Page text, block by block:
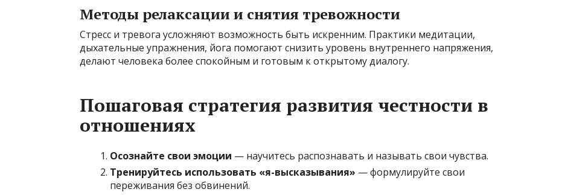
Методы релаксации и снятия тревожности
Стресс и тревога усложняют возможность быть искренним. Практики медитации,
дыхательные упражнения, йога помогают снизить уровень внутреннего напряжения,
делают человека более спокойным и готовым к открытому диалогу.
Пошаговая стратегия развития честности в
отношениях
Осознайте свои эмоции — научитесь распознавать и называть свои чувства.
Тренируйтесь использовать «я-высказывания» — формулируйте свои
переживания без обвинений.